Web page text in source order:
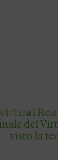
ℝ𝕖𝕒𝕝𝕚𝕥𝕪
del
visto la